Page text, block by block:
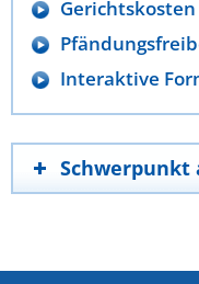
Interaktive
Schwerpunkt